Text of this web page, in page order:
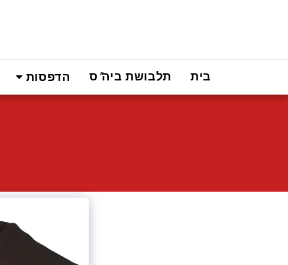
בית תלבושת ביה"ס הדפסות